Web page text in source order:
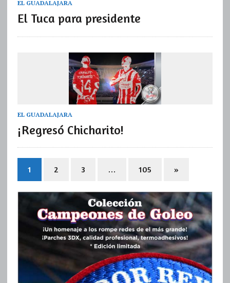
EL GUADALAJARA
El Tuca para presidente
EL GUADALAJARA
¡Regresó Chicharito!
1 2 3 … 105 »